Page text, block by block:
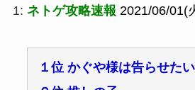
1: ネトゲ攻略速報 2021/06/01(
１位 かぐや様は告らせたい